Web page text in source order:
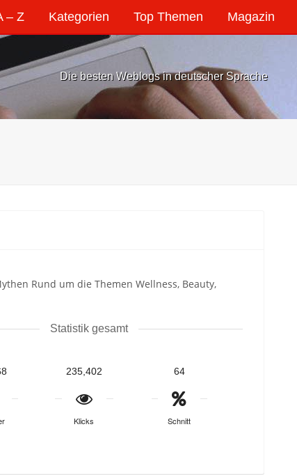
– Z Kategorien Top Themen Magazin
Die besten Weblogs in deutscher Sprache
Rund um die Themen Wellness, Beauty,
Statistik gesamt
235,402
Klicks
64
Schnitt